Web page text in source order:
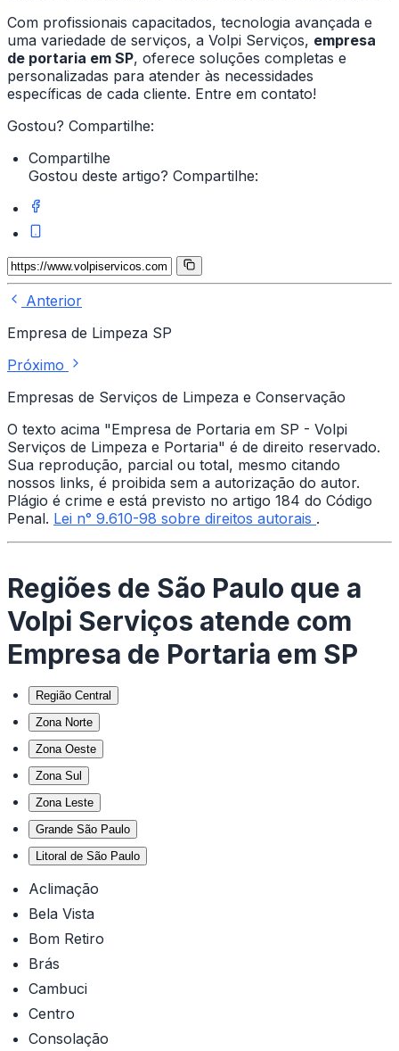
Com profissionais capacitados, tecnologia avançada e
uma variedade de serviços, a Volpi Serviços, empresa
de portaria em SP, oferece soluções completas e
personalizadas para atender às necessidades
específicas de cada cliente. Entre em contato!
Gostou? Compartilhe:
Compartilhe
Gostou deste artigo? Compartilhe:
Anterior
Empresa de Limpeza SP
Próximo
Empresas de Serviços de Limpeza e Conservação
O texto acima "Empresa de Portaria em SP - Volpi
Serviços de Limpeza e Portaria" é de direito reservado.
Sua reprodução, parcial ou total, mesmo citando
nossos links, é proibida sem a autorização do autor.
Plágio é crime e está previsto no artigo 184 do Código
Penal. Lei n° 9.610-98 sobre direitos autorais .
Regiões de São Paulo que a
Volpi Serviços atende com
Empresa de Portaria em SP
Região Central
Zona Norte
Zona Oeste
Zona Sul
Zona Leste
Grande São Paulo
Litoral de São Paulo
Aclimação
Bela Vista
Bom Retiro
Brás
Cambuci
Centro
Consolação